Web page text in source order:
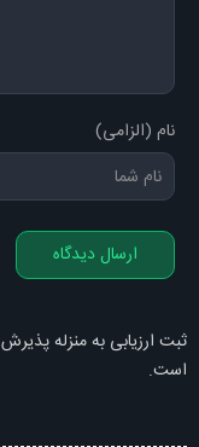
نام (الزامی)
ارسال دیدگاه
ثبت ارزیابی به منزله پذیرش
است.